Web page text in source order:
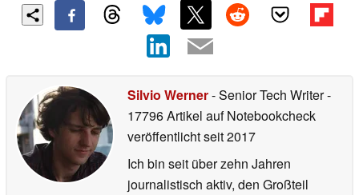
Silvio Werner- Senior Tech Writer-
17796 Artikel auf Notebookcheck
veröffentlichtseit 2017
Ich bin seit über zehn Jahren
journalistisch aktiv, den Großteil